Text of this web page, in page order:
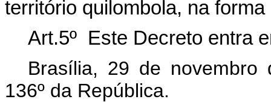
território quilombola, na
Art.5º Este Decreto entra
Brasília, 29 de novembro
136º da República.